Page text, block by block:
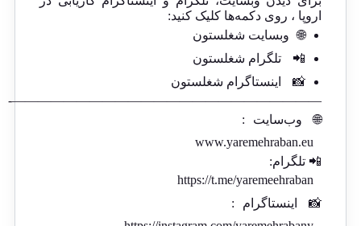
اروپا ، روی دکمه‌ها کلیک کنید:
🌐
وبسایت شغلستون
📲
تلگرام شغلستون
📸
اینستاگرام شغلستون
————————————————————————-
🌐
وب‌سایت
:
www.yaremehraban.eu
📲 تلگرام:
https://t.me/yaremeehraban
📸
اینستاگرام
: